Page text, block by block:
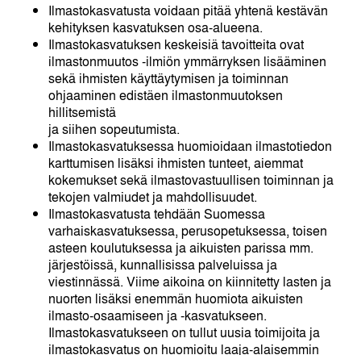
Ilmastokasvatusta voidaan pitää yhtenä kestävän
kehityksen kasvatuksen osa-alueena.
Ilmastokasvatuksen keskeisiä tavoitteita ovat
ilmastonmuutos -ilmiön ymmärryksen lisääminen
sekä ihmisten käyttäytymisen ja toiminnan
ohjaaminen edistäen ilmastonmuutoksen
hillitsemistä
ja siihen sopeutumista.
Ilmastokasvatuksessa huomioidaan ilmastotiedon
karttumisen lisäksi ihmisten tunteet, aiemmat
kokemukset sekä ilmastovastuullisen toiminnan ja
tekojen valmiudet ja mahdollisuudet.
Ilmastokasvatusta tehdään Suomessa
varhaiskasvatuksessa, perusopetuksessa, toisen
asteen koulutuksessa ja aikuisten parissa mm.
järjestöissä, kunnallisissa palveluissa ja
viestinnässä. Viime aikoina on kiinnitetty lasten ja
nuorten lisäksi enemmän huomiota aikuisten
ilmasto-osaamiseen ja -kasvatukseen.
Ilmastokasvatukseen on tullut uusia toimijoita ja
ilmastokasvatus on huomioitu laaja-alaisemmin